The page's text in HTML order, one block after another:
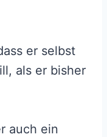
er selbst
als er bisher
auch ein